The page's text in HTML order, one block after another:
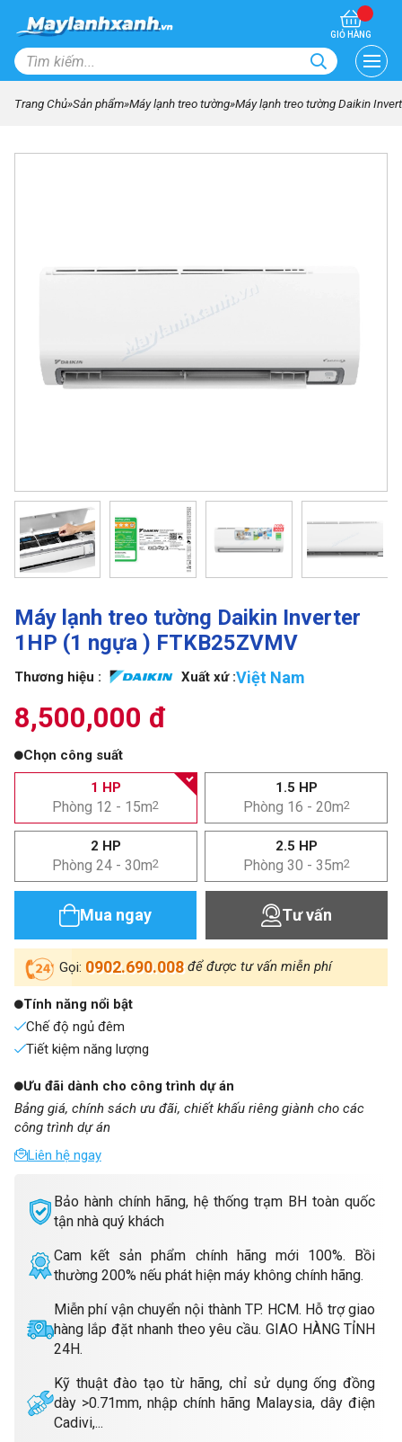
GIỎ HÀNG
Trang Chủ»Sản phẩm»Máy lạnh treo tường»Máy lạnh treo tường Daikin
Máy lạnh treo tường Daikin Inverter
1HP (1 ngựa ) FTKB25ZVMV
Thương hiệu : Xuất xứ :Việt Nam
8,500,000 đ
Chọn công suất
1 HP
Phòng 12 - 15m2
1.5 HP
Phòng 16 - 20m2
2 HP
Phòng 24 - 30m2
2.5 HP
Phòng 30 - 35m2
Mua ngay Tư vấn
Gọi: 0902.690.008 để được tư vấn miễn phí
Tính năng nổi bật
Chế độ ngủ đêm
Tiết kiệm năng lượng
Bảo hành chính hãng, hệ thống trạm BH toàn quốc
tận nhà quý khách
Cam kết sản phẩm chính hãng mới 100%. Bồi
thường 200% nếu phát hiện máy không chính hãng.
Miễn phí vận chuyển nội thành TP. HCM. Hỗ trợ giao
hàng lắp đặt nhanh theo yêu cầu. GIAO HÀNG TỈNH
24H.
Kỹ thuật đào tạo từ hãng, chỉ sử dụng ống đồng
dày >0.71mm, nhập chính hãng Malaysia, dây điện
Cadivi,...
Ưu đãi dành cho công trình dự án
Bảng giá, chính sách ưu đãi, chiết khấu riêng giành cho các
công trình dự án
Liên hệ ngay